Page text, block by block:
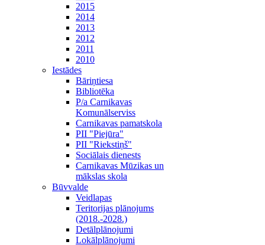
2015
2014
2013
2012
2011
2010
Iestādes
Bāriņtiesa
Bibliotēka
P/a Carnikavas
Komunālserviss
Carnikavas pamatskola
PII "Piejūra"
PII "Riekstiņš"
Sociālais dienests
Carnikavas Mūzikas un
mākslas skola
Būvvalde
Veidlapas
Teritorijas plānojums
(2018.-2028.)
Detālplānojumi
Lokālplānojumi